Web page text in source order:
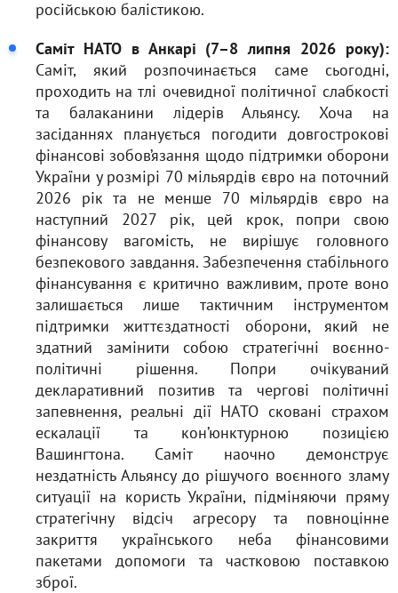
російською балістикою.
Саміт НАТО в Анкарі (7–8 липня 2026 року):
Саміт, який розпочинається саме сьогодні,
проходить на тлі очевидної політичної слабкості
та балаканини лідерів Альянсу. Хоча на
засіданнях планується погодити довгострокові
фінансові зобов’язання щодо підтримки оборони
України у розмірі 70 мільярдів євро на поточний
2026 рік та не менше 70 мільярдів євро на
наступний 2027 рік, цей крок, попри свою
фінансову вагомість, не вирішує головного
безпекового завдання. Забезпечення стабільного
фінансування є критично важливим, проте воно
залишається лише тактичним інструментом
підтримки життєздатності оборони, який не
здатний замінити собою стратегічні воєнно-
політичні рішення. Попри очікуваний
декларативний позитив та чергові політичні
запевнення, реальні дії НАТО сковані страхом
ескалації та кон’юнктурною позицією
Вашингтона. Саміт наочно демонструє
нездатність Альянсу до рішучого воєнного зламу
ситуації на користь України, підміняючи пряму
стратегічну відсіч агресору та повноцінне
закриття українського неба фінансовими
пакетами допомоги та частковою поставкою
зброї.